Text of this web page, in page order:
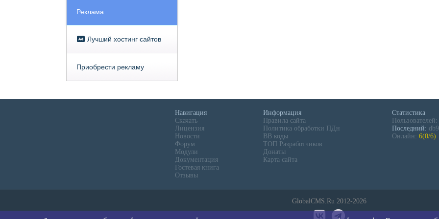
Реклама
Лучший хостинг сайтов
Приобрести рекламу
Навигация
Скачать
Лицензия
Новости
Форум
Модули
Документация
Гостевая книга
Отзывы
Информация
Правила сайта
Политика обработки ПДн
BB коды
ТОП Разработчиков
Донаты
Карта сайта
Статистика
Пользователей:
Последний:
Онлайн: 6(0/6)
GlobalCMS.Ru 2012-2026